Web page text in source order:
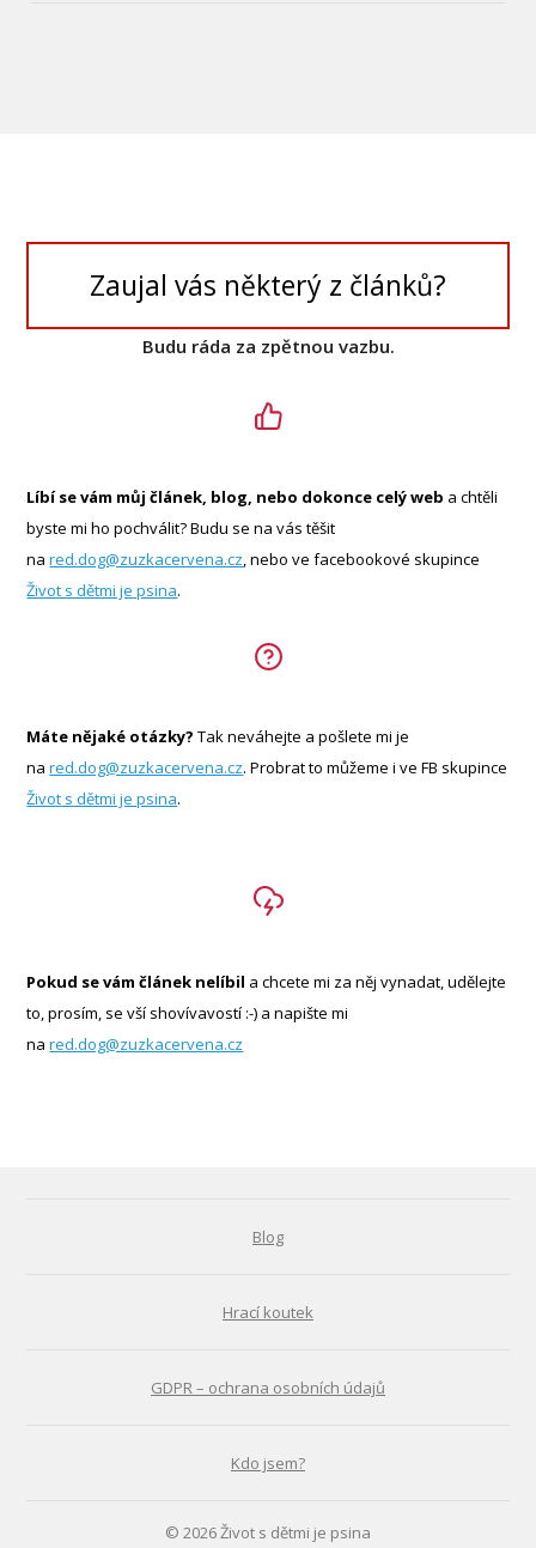
Zaujal vás některý z článků?
Budu ráda za zpětnou vazbu.
Líbí se vám můj článek, blog, nebo dokonce celý web a chtěli
byste mi ho pochválit? Budu se na vás těšit
nared.dog@zuzkacervena.cz, nebo ve facebookové skupince
Život s dětmi je psina.
Máte nějaké otázky? Tak neváhejte a pošlete mi je
nared.dog@zuzkacervena.cz. Probrat to můžeme i ve FB skupince
Život s dětmi je psina.
Pokud se vám článek nelíbil a chcete mi za něj vynadat, udělejte
to, prosím, se vší shovívavostí :-) a napište mi
nared.dog@zuzkacervena.cz
Blog
Hrací koutek
GDPR – ochrana osobních údajů
Kdo jsem?
© 2026 Život s dětmi je psina